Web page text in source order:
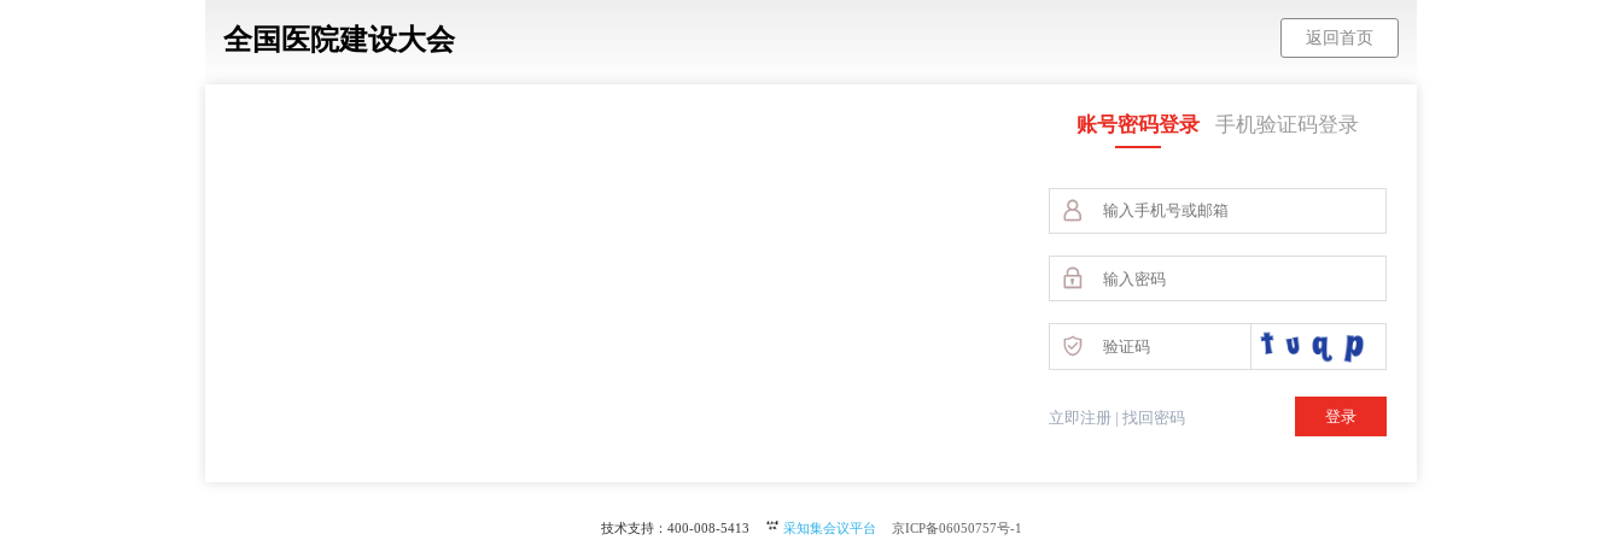
全国医院建设大会 返回首页
账号密码登录 手机验证码登录



立即注册 | 找回密码 登录
技术支持：400-008-5413 采知集会议平台 京ICP备06050757号-1